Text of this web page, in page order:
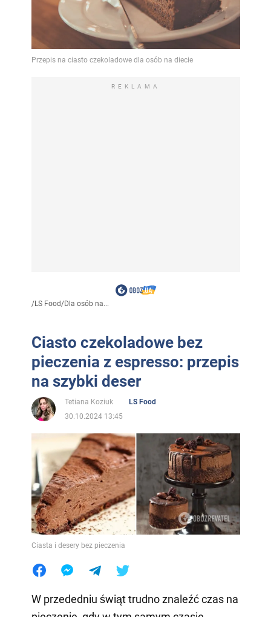
REKLAMA
/LS Food/Dla osób na...
Ciasto czekoladowe bez
pieczenia z espresso: przepis
na szybki deser
Tetiana Koziuk
LS Food
30.10.2024 13:45
Ciasta i desery bez pieczenia
W przededniu świąt trudno znaleźć czas na